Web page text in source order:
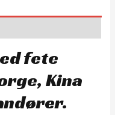
fete
Kina